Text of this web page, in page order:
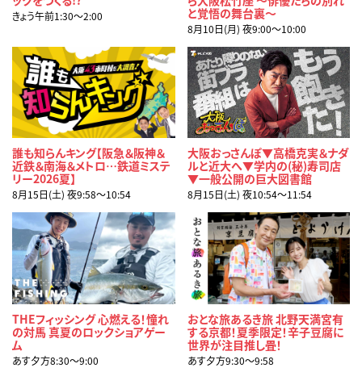
きょう午前1:30〜2:00
と覚悟の舞台裏～
8月10日(月) 夜9:00〜10:00
誰も知らんキング【阪急＆阪神＆
近鉄＆南海＆メトロ…鉄道ミステ
リー2026夏】
8月15日(土) 夜9:58〜10:54
大阪おっさんぽ▼高橋克実＆ナダ
ルと近大へ▼学内の(秘)寿司店
▼一般公開の巨大図書館
8月15日(土) 夜10:54〜11:54
THEフィッシング 心燃える！憧れ
の対馬 真夏のロックショアゲー
ム
あす夕方8:30〜9:00
おとな旅あるき旅 北野天満宮有
する京都！夏季限定！辛子豆腐に
世界が注目推し畳！
あす夕方9:30〜9:58